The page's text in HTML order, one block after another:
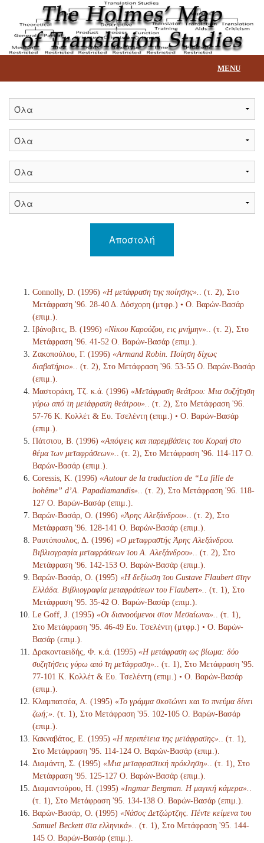
MENU
Αρχική
Τίτλοι
Επικοινωνία
Αποστολή
Connolly, D. (1996) «Η μετάφραση της ποίησης».
. (τ. 2), Στο
Μετάφραση '96. 28-40 Δ. Δόσχορη (μτφρ.) • Ο. Βαρών-Βασάρ
(επιμ.).
Ιβάνοβιτς, Β. (1996) «Νίκου Καρούζου, εις μνήμην».
. (τ. 2), Στο
Μετάφραση '96. 41-52 Ο. Βαρών-Βασάρ (επιμ.).
Ζακοπούλου, Γ. (1996) «Armand Robin. Ποίηση δίχως
διαβατήριο».
. (τ. 2), Στο Μετάφραση '96. 53-55 Ο. Βαρών-Βασάρ
(επιμ.).
Μαστοράκη, Τζ. κ.ά. (1996) «Μετάφραση θεάτρου: Μια συζήτηση
γύρω από τη μετάφραση θεάτρου».
. (τ. 2), Στο Μετάφραση '96.
57-76 Κ. Κολλέτ & Ευ. Τσελέντη (επιμ.) • Ο. Βαρών-Βασάρ
(επιμ.).
Πάτσιου, Β. (1996) «Απόψεις και παρεμβάσεις του Κοραή στο
θέμα των μεταφράσεων».
. (τ. 2), Στο Μετάφραση '96. 114-117 Ο.
Βαρών-Βασάρ (επιμ.).
Coressis, Κ. (1996) «Autour de la traduction de “La fille de
bohême” d’A. Papadiamandis».
. (τ. 2), Στο Μετάφραση '96. 118-
127 Ο. Βαρών-Βασάρ (επιμ.).
Βαρών-Βασάρ, Ο. (1996) «Άρης Αλεξάνδρου».
. (τ. 2), Στο
Μετάφραση '96. 128-141 Ο. Βαρών-Βασάρ (επιμ.).
Ραυτόπουλος, Δ. (1996) «Ο μεταφραστής Άρης Αλεξάνδρου.
Βιβλιογραφία μεταφράσεων του Α. Αλεξάνδρου».
. (τ. 2), Στο
Μετάφραση '96. 142-153 Ο. Βαρών-Βασάρ (επιμ.).
Βαρών-Βασάρ, Ο. (1995) «Η δεξίωση του Gustave Flaubert στην
Ελλάδα. Βιβλιογραφία μεταφράσεων του Flaubert».
. (τ. 1), Στο
Μετάφραση '95. 35-42 Ο. Βαρών-Βασάρ (επιμ.).
Le Goff, J. (1995) «Οι διανοούμενοι στον Μεσαίωνα».
. (τ. 1),
Στο Μετάφραση '95. 46-49 Ευ. Τσελέντη (μτφρ.) • Ο. Βαρών-
Βασάρ (επιμ.).
Δρακονταειδής, Φ. κ.ά. (1995) «Η μετάφραση ως βίωμα: δύο
συζητήσεις γύρω από τη μετάφραση».
. (τ. 1), Στο Μετάφραση '95.
77-101 Κ. Κολλέτ & Ευ. Τσελέντη (επιμ.) • Ο. Βαρών-Βασάρ
(επιμ.).
Κλαμπατσέα, Α. (1995) «Το γράμμα σκοτώνει και το πνεύμα δίνει
ζωή;» . (τ. 1), Στο Μετάφραση '95. 102-105 Ο. Βαρών-Βασάρ
(επιμ.).
Κακναβάτος, Ε. (1995) «Η περιπέτεια της μετάφρασης».
. (τ. 1),
Στο Μετάφραση '95. 114-124 Ο. Βαρών-Βασάρ (επιμ.).
Διαμάντη, Σ. (1995) «Μια μεταφραστική πρόκληση».
. (τ. 1), Στο
Μετάφραση '95. 125-127 Ο. Βαρών-Βασάρ (επιμ.).
Διαμαντούρου, Η. (1995) «Ingmar Bergman. Η μαγική κάμερα».
(τ. 1), Στο Μετάφραση '95. 134-138 Ο. Βαρών-Βασάρ (επιμ.).
Βαρών-Βασάρ, Ο. (1995) «Νάσος Δετζώρτζης. Πέντε κείμενα του
Samuel Beckett στα ελληνικά».
. (τ. 1), Στο Μετάφραση '95. 144-
145 Ο. Βαρών-Βασάρ (επιμ.).